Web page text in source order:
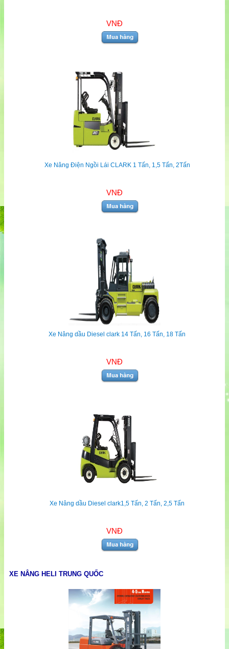
VNĐ
Xe Nâng Điện Ngồi Lái CLARK 1 Tấn, 1,5 Tấn, 2Tấn
VNĐ
Xe Nâng dầu Diesel clark 14 Tấn, 16 Tấn, 18 Tấn
VNĐ
Xe Nâng dầu Diesel clark1,5 Tấn, 2 Tấn, 2,5 Tấn
VNĐ
XE NÂNG HELI TRUNG QUỐC